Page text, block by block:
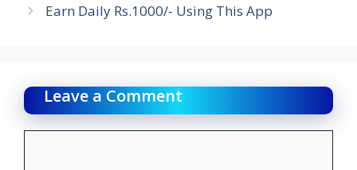
Earn Daily Rs.1000/- Using This App
Leave a Comment